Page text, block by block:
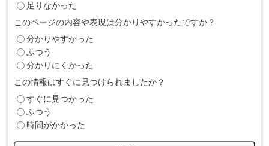
足りなかった
このページの内容や表現は分かりやすかったですか？
分かりやすかった
ふつう
分かりにくかった
この情報はすぐに見つけられましたか？
すぐに見つかった
ふつう
時間がかかった